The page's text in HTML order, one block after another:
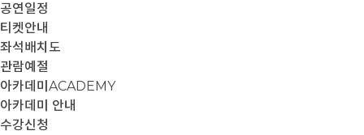
공연일정
티켓안내
좌석배치도
관람예절
아카데미 ACADEMY
아카데미 안내
수강신청